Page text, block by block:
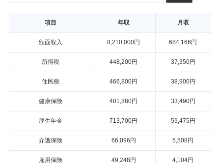
項目 年収 月収
額面収入 8,210,000円 684,166円
所得税 448,200円 37,350円
住民税 466,800円 38,900円
健康保険 401,880円 33,490円
厚生年金 713,700円 59,475円
介護保険 66,096円 5,508円
雇用保険 49,248円 4,104円